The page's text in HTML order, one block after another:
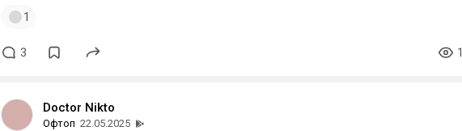
1
3
Doctor Nikto
Офтоп 22.05.2025